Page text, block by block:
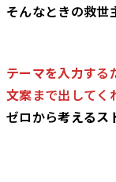
そんなときの救世
テーマを入力する
文案まで出してく
ゼロから考えるス